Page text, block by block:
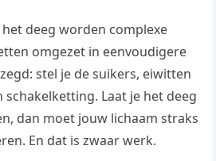
deeg worden complexe
omgezet in eenvoudigere
stel je de suikers, eiwitten
schakelketting. Laat je het deeg
dan moet jouw lichaam straks
En dat is zwaar werk.